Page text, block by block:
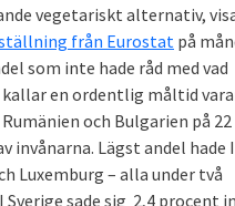
vegetariskt alternativ,
från Eurostat på
som inte hade råd med vad
en ordentlig måltid
och Bulgarien på 22
invånarna. Lägst andel hade
Luxemburg – alla under två
Sverige sade sig 2,4 procent